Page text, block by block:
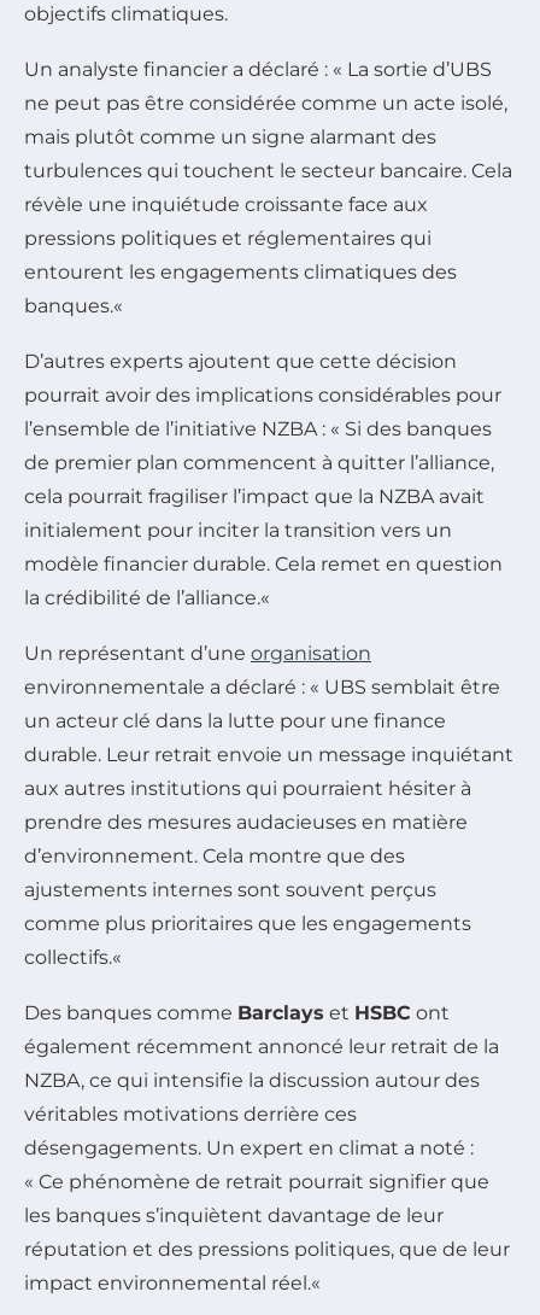
objectifs climatiques.
Un analyste financier a déclaré : « La sortie d’UBS
ne peut pas être considérée comme un acte isolé,
mais plutôt comme un signe alarmant des
turbulences qui touchent le secteur bancaire. Cela
révèle une inquiétude croissante face aux
pressions politiques et réglementaires qui
entourent les engagements climatiques des
banques.«
D’autres experts ajoutent que cette décision
pourrait avoir des implications considérables pour
l’ensemble de l’initiative NZBA : « Si des banques
de premier plan commencent à quitter l’alliance,
cela pourrait fragiliser l’impact que la NZBA avait
initialement pour inciter la transition vers un
modèle financier durable. Cela remet en question
la crédibilité de l’alliance.«
Un représentant d’une organisation
environnementale a déclaré : « UBS semblait être
un acteur clé dans la lutte pour une finance
durable. Leur retrait envoie un message inquiétant
aux autres institutions qui pourraient hésiter à
prendre des mesures audacieuses en matière
d’environnement. Cela montre que des
ajustements internes sont souvent perçus
comme plus prioritaires que les engagements
collectifs.«
Des banques comme Barclays et HSBC ont
également récemment annoncé leur retrait de la
NZBA, ce qui intensifie la discussion autour des
véritables motivations derrière ces
désengagements. Un expert en climat a noté :
« Ce phénomène de retrait pourrait signifier que
les banques s’inquiètent davantage de leur
réputation et des pressions politiques, que de leur
impact environnemental réel.«